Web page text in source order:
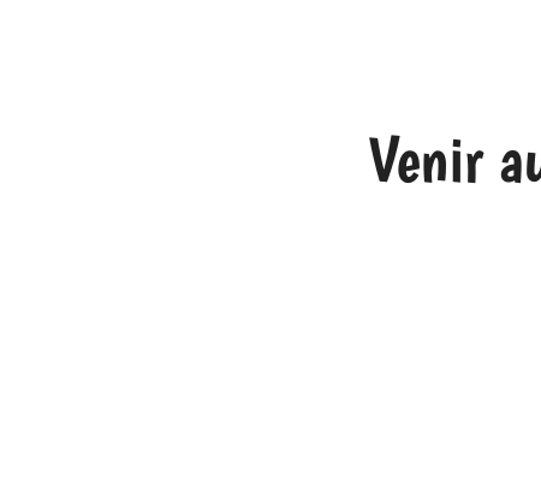
Venir